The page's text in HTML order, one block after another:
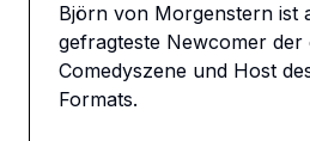
Björn von Morgenstern ist
gefragteste Newcomer der
Comedyszene und Host
Formats.